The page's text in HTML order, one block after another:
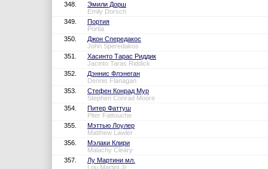
348.
Эмили Дорш
Emily Dorsch
349.
Портия
Portia
350.
Джон Спередакос
John Speredakos
351.
Хасинто Тарас Риддик
Jacinto Taras Riddick
352.
Дэннис Флэнеган
Dennis Flanagan
353.
Стефен Конрад Мур
Stephen Conrad Moore
354.
Питер Фаттуш
Piter Fattouche
355.
Мэттью Лоулер
Matthew Lawler
356.
Мэлаки Клири
Malachy Cleary
357.
Лу Мартини мл.
Lou Martini Jr.